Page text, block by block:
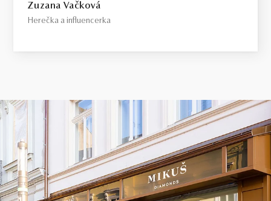
Zuzana Vačková
Herečka a influencerka